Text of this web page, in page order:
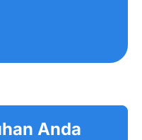
Anda